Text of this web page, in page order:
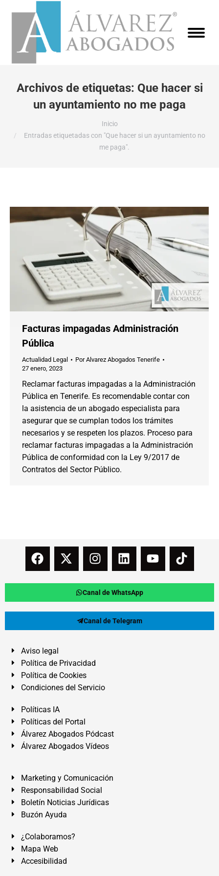
Archivos de etiquetas: Que hacer si
un ayuntamiento no me paga
Inicio
Entradas etiquetadas con "Que hacer si un ayuntamiento no
me paga".
Facturas impagadas Administración
Pública
Actualidad Legal PorAlvarez Abogados Tenerife
27 enero, 2023
Reclamar facturas impagadas a la Administración
Pública en Tenerife. Es recomendable contar con
la asistencia de un abogado especialista para
asegurar que se cumplan todos los trámites
necesarios y se respeten los plazos. Proceso para
reclamar facturas impagadas a la Administración
Pública de conformidad con la Ley 9/2017 de
Contratos del Sector Público.
Canal de WhatsApp
Canal de Telegram
Aviso legal
Política de Privacidad
Política de Cookies
Condiciones del Servicio
Políticas IA
Políticas del Portal
Álvarez Abogados Pódcast
Álvarez Abogados Vídeos
Marketing y Comunicación
Responsabilidad Social
Boletín Noticias Jurídicas
Buzón Ayuda
¿Colaboramos?
Mapa Web
Accesibilidad